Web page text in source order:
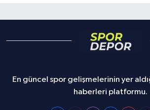
En güncel spor gelişmelerinin yer
haberleri platformu.